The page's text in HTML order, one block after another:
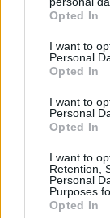
grant or deny
use your data
consent section.
Opted In
I want to
Personal
Opted In
I want to
Personal
Opted In
I want to
Retention,
Personal
Purposes
Opted In